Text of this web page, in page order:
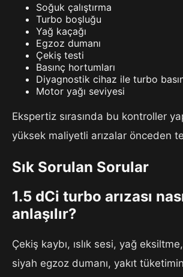
Soğuk çalıştırma
Turbo boşluğu
Yağ kaçağı
Egzoz dumanı
Çekiş testi
Basınç hortumları
Diyagnostik cihaz ile turbo
Motor yağı seviyesi
Ekspertiz sırasında bu kontroller
yüksek maliyetli arızalar önceden
Sık Sorulan Sorular
1.5 dCi turbo arızası
anlaşılır?
Çekiş kaybı, ıslık sesi, yağ
siyah egzoz dumanı, yakıt